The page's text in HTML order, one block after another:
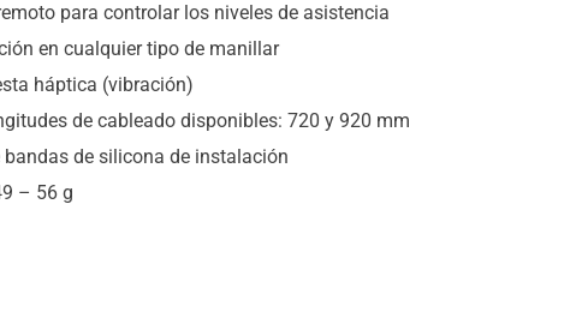
para controlar los niveles de asistencia
en cualquier tipo de manillar
háptica (vibración)
de cableado disponibles: 720 y 920 mm
bandas de silicona de instalación
– 56 g